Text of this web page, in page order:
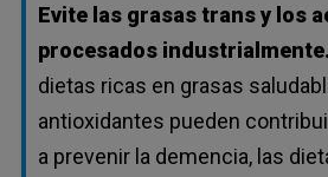
Evite las grasas trans y los
procesados industrialmente.
dietas ricas en grasas
antioxidantes pueden
a prevenir la demencia, las